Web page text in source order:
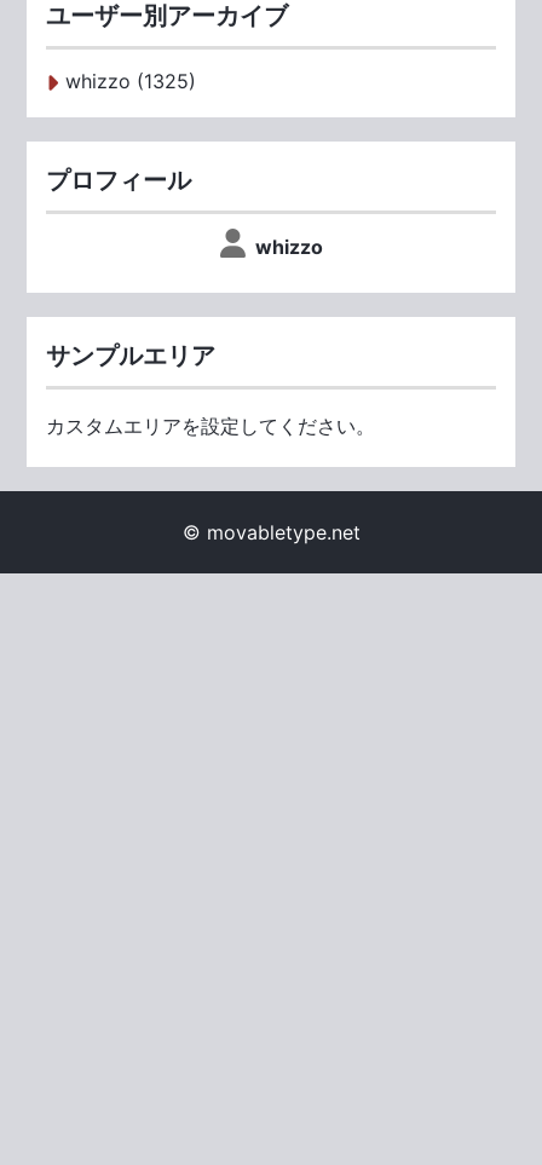
ユーザー別アーカイブ
whizzo (1325)
プロフィール
whizzo
サンプルエリア
カスタムエリアを設定してください。
© movabletype.net